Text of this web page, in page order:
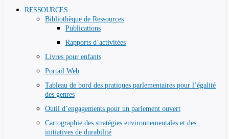
RESSOURCES
Bibliothèque de Ressources
Publications
Rapports d’activitées
Livres pour enfants
Portail Web
Tableau de bord des pratiques parlementaires pour l’égalité
des genres
Outil d’engagements pour un parlement ouvert
Cartographie des stratégies environnementales et des
initiatives de durabilité